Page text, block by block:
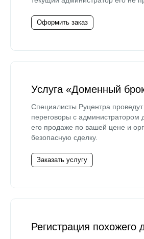
Оформить заказ
Услуга «Доменный
Специалисты Руцентра проведут
переговоры с администратором
его продаже по вашей цене и
безопасную сделку.
Заказать услугу
Регистрация похожего